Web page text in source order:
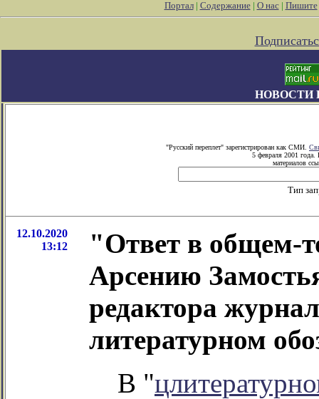
Портал| Содержание| О нас| Пишите
НОВОСТИ
"Русский переплет" зарегистрирован как СМИ.
5 февраля 2001 года.
материалов
Тип
12.10.2020
13:12
"Ответ в общем-
Арсению
редактора
литературном
В "